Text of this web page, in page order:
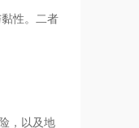
性。二者
，以及地